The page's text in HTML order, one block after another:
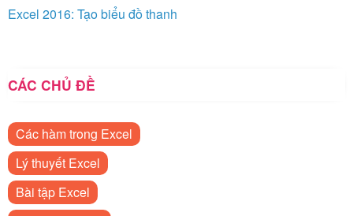
Excel 2016: Tạo biểu đồ thanh
CÁC CHỦ ĐỀ
Các hàm trong Excel
Lý thuyết Excel
Bài tập Excel